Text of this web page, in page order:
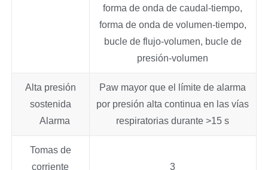
forma de onda de caudal-tiempo,
forma de onda de volumen-tiempo,
bucle de flujo-volumen, bucle de
presión-volumen
Alta presión
sostenida
Alarma
Paw mayor que el límite de alarma
por presión alta continua en las vías
respiratorias durante >15 s
Tomas de
corriente
3